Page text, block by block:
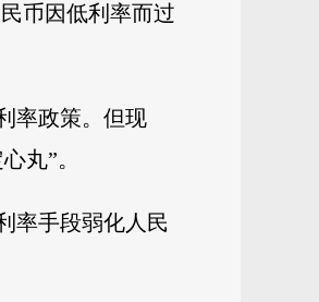
币因低利率而过
率政策。但现
丸”。
率手段弱化人民